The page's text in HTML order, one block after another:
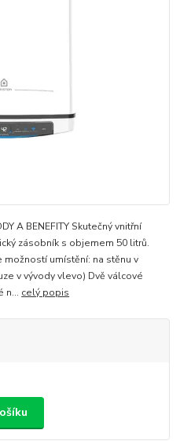
A BENEFITY Skutečný vnitřní
zásobník s objemem 50 litrů.
možností umístění: na stěnu v
v vývody vlevo) Dvě válcové
n... celý popis